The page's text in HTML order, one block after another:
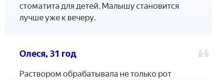
стоматита для детей. Малышу становится
лучше уже к вечеру.
Олеся, 31 год
Раствором обрабатывала не только рот